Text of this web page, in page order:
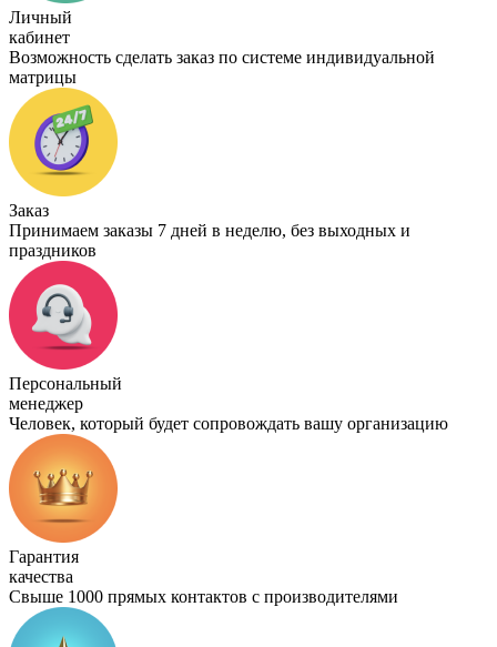
Личный
кабинет
Возможность сделать заказ по системе индивидуальной
матрицы
Заказ
Принимаем заказы 7 дней в неделю, без выходных и
праздников
Персональный
менеджер
Человек, который будет сопровождать вашу организацию
Гарантия
качества
Свыше 1000 прямых контактов с производителями